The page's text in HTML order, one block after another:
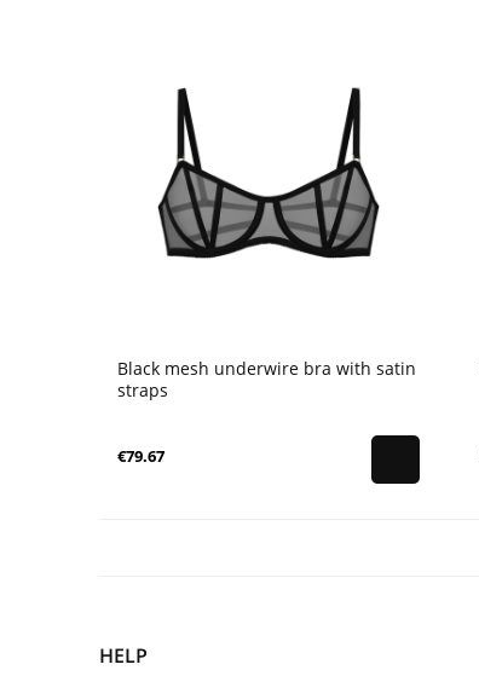
Black mesh underwire bra with satin
straps
€79.67
HELP